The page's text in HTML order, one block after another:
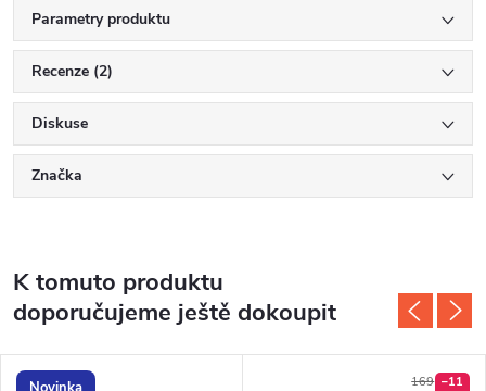
Parametry produktu
Recenze (2)
Diskuse
Značka
K tomuto produktu
doporučujeme ještě dokoupit
169 –11